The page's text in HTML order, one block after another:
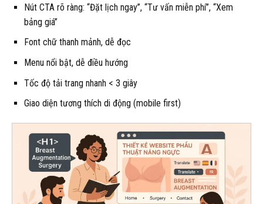
Nút CTA rõ ràng: “Đặt lịch ngay”, “Tư vấn miễn phí”, “Xem
bảng giá”
Font chữ thanh mảnh, dễ đọc
Menu nổi bật, dễ điều hướng
Tốc độ tải trang nhanh < 3 giây
Giao diện tương thích di động (mobile first)